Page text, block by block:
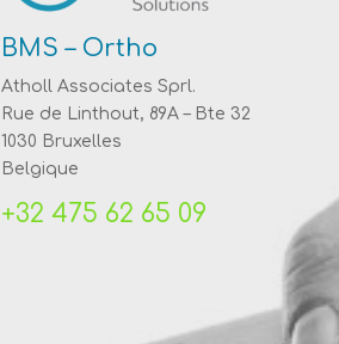
BMS – Ortho
Atholl Associates Sprl.
Rue de Linthout, 89A – Bte 32
1030 Bruxelles
Belgique
‭+32 475 62 65 09‬